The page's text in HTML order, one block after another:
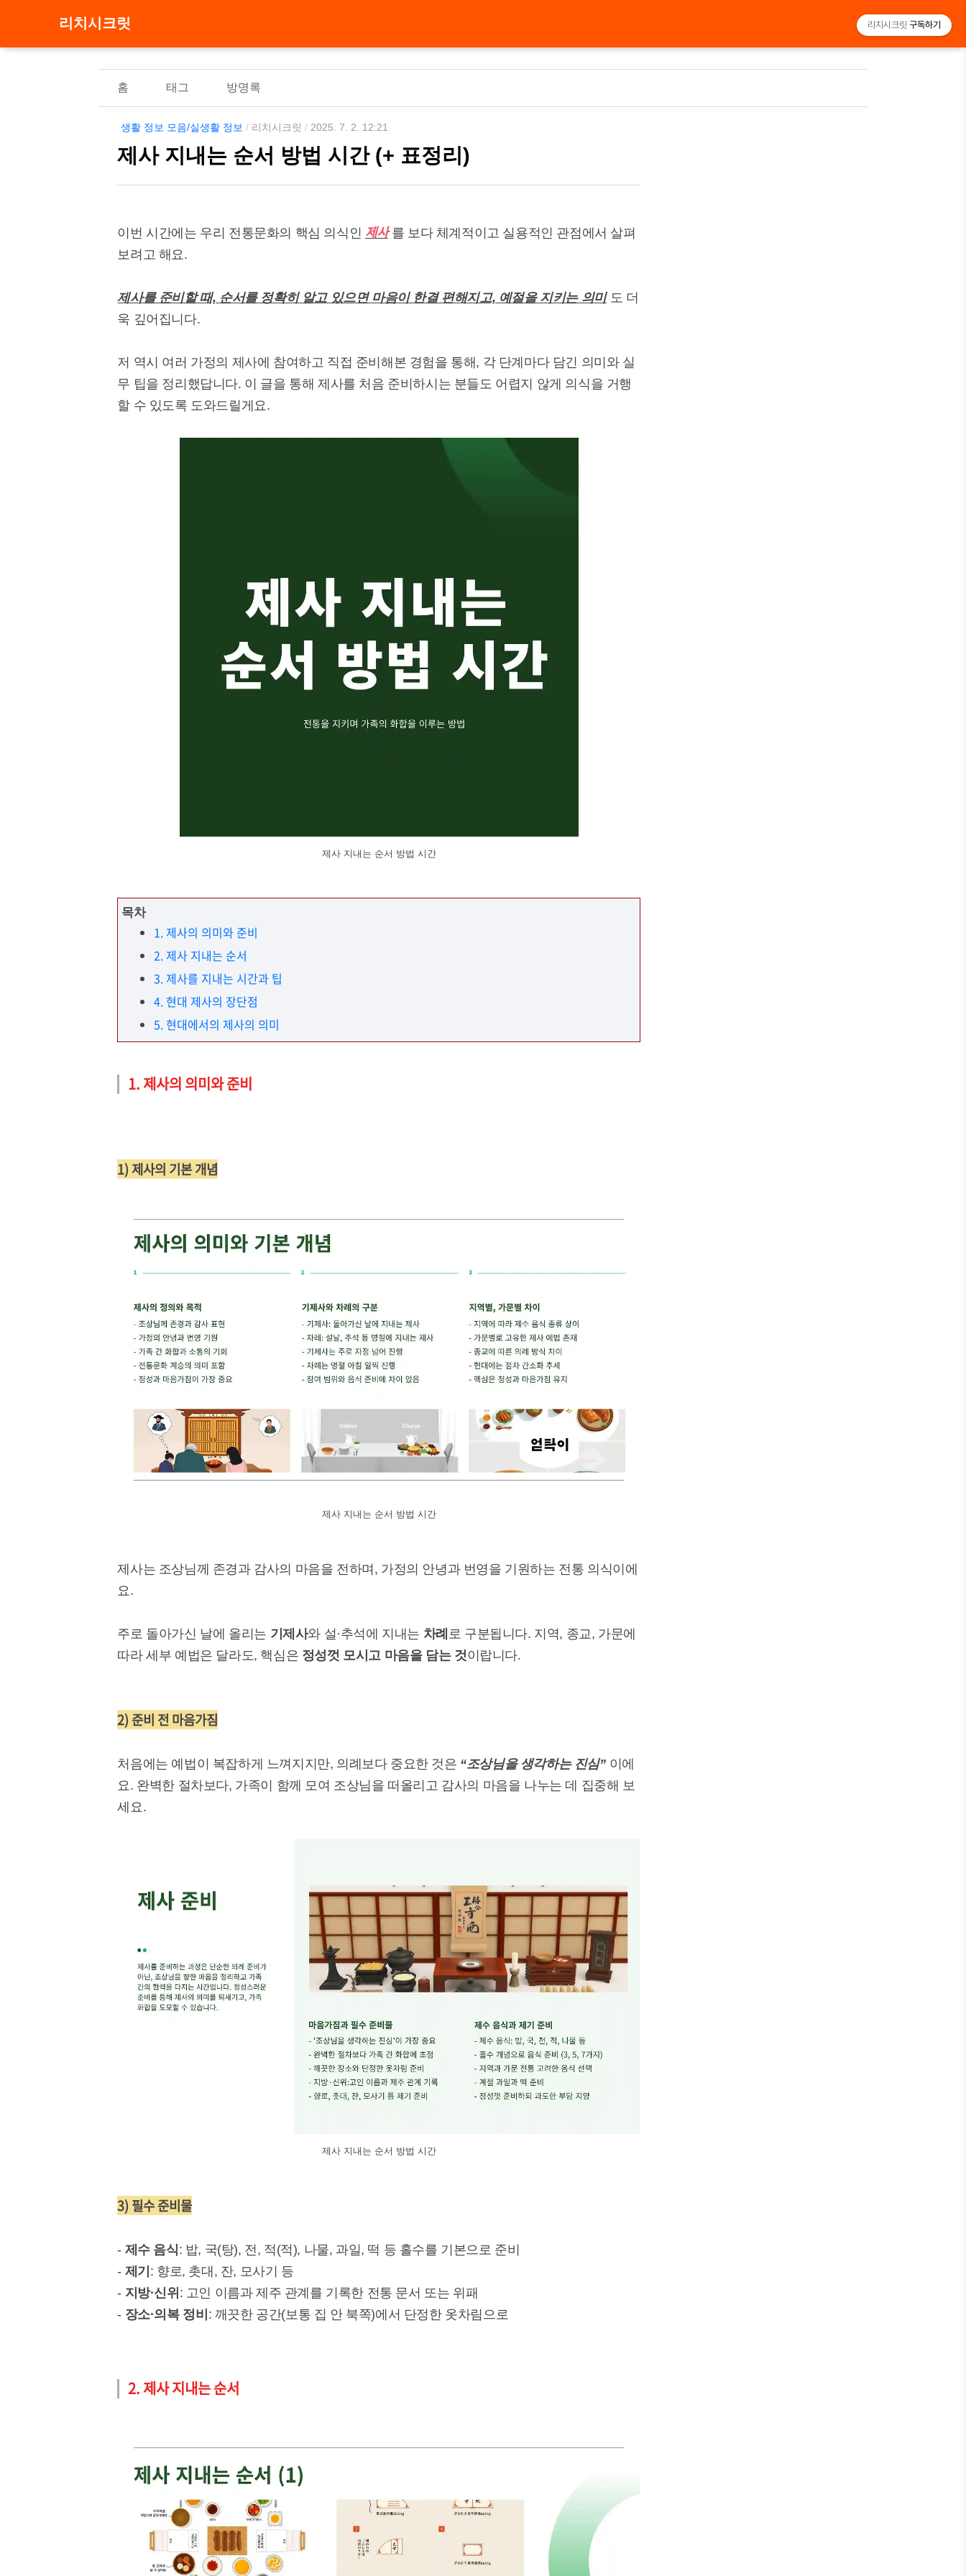
리치시크릿
홈 태그 방명록
생활 정보 모음/실생활 정보 / 리치시크릿 / 2025. 7. 2. 12:21
제사 지내는 순서 방법 시간 (+ 표정리)
이번 시간에는 우리 전통문화의 핵심 의식인 제사 를 보다 체계적이고 실용적인 관점에서 살펴
보려고 해요.
제사를 준비할 때, 순서를 정확히 알고 있으면 마음이 한결 편해지고, 예절을 지키는 의미 도 더
욱 깊어집니다.
저 역시 여러 가정의 제사에 참여하고 직접 준비해본 경험을 통해, 각 단계마다 담긴 의미와 실
무 팁을 정리했답니다. 이 글을 통해 제사를 처음 준비하시는 분들도 어렵지 않게 의식을 거행
할 수 있도록 도와드릴게요.
제사 지내는 순서 방법 시간
목차
1. 제사의 의미와 준비
2. 제사 지내는 순서
3. 제사를 지내는 시간과 팁
4. 현대 제사의 장단점
5. 현대에서의 제사의 의미
1. 제사의 의미와 준비
1) 제사의 기본 개념
제사 지내는 순서 방법 시간
제사는 조상님께 존경과 감사의 마음을 전하며, 가정의 안녕과 번영을 기원하는 전통 의식이에
요.
주로 돌아가신 날에 올리는 기제사와 설·추석에 지내는 차례 로 구분됩니다. 지역, 종교, 가문에
따라 세부 예법은 달라도, 핵심은 정성껏 모시고 마음을 담는 것이랍니다.
2) 준비 전 마음가짐
처음에는 예법이 복잡하게 느껴지지만, 의례보다 중요한 것은 “조상님을 생각하는 진심” 이에
요. 완벽한 절차보다, 가족이 함께 모여 조상님을 떠올리고 감사의 마음을 나누는 데 집중해 보
세요.
제사 지내는 순서 방법 시간
3) 필수 준비물
- 제수 음식: 밥, 국(탕), 전, 적(적), 나물, 과일, 떡 등 홀수를 기본으로 준비
- 제기 : 향로, 촛대, 잔, 모사기 등
- 지방·신위 : 고인 이름과 제주 관계를 기록한 전통 문서 또는 위패
- 장소·의복 정비 : 깨끗한 공간(보통 집 안 북쪽)에서 단정한 옷차림으로
2. 제사 지내는 순서
리치시크릿 구독하기